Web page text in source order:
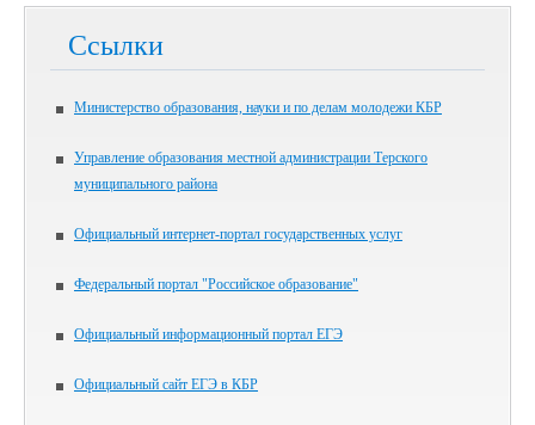
Ссылки
Министерство образования, науки и по делам молодежи КБР
Управление образования местной администрации Терского
муниципального района
Официальный интернет-портал государственных услуг
Федеральный портал "Российское образование"
Официальный информационный портал ЕГЭ
Официальный сайт ЕГЭ в КБР